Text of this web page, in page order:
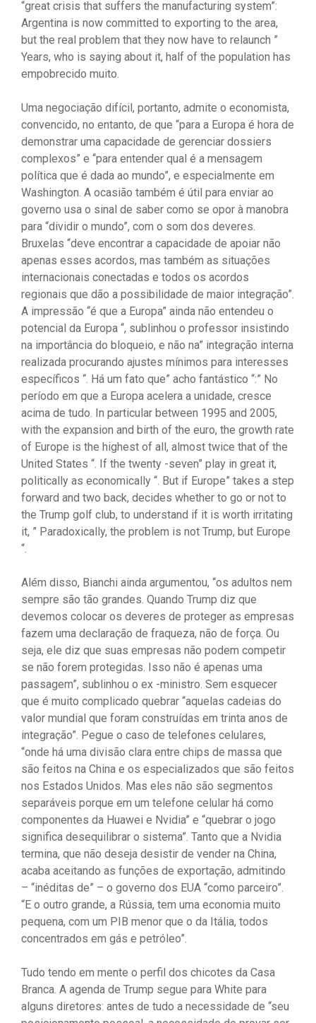
“great crisis that suffers the manufacturing system”:
Argentina is now committed to exporting to the area,
but the real problem that they now have to relaunch ”
Years, who is saying about it, half of the population has
empobrecido muito.
Uma negociação difícil, portanto, admite o economista,
convencido, no entanto, de que “para a Europa é hora de
demonstrar uma capacidade de gerenciar dossiers
complexos” e “para entender qual é a mensagem
política que é dada ao mundo”, e especialmente em
Washington. A ocasião também é útil para enviar ao
governo usa o sinal de saber como se opor à manobra
para “dividir o mundo”, com o som dos deveres.
Bruxelas “deve encontrar a capacidade de apoiar não
apenas esses acordos, mas também as situações
internacionais conectadas e todos os acordos
regionais que dão a possibilidade de maior integração”.
A impressão “é que a Europa” ainda não entendeu o
potencial da Europa “, sublinhou o professor insistindo
na importância do bloqueio, e não na” integração interna
realizada procurando ajustes mínimos para interesses
específicos “. Há um fato que” acho fantástico “:” No
período em que a Europa acelera a unidade, cresce
acima de tudo. In particular between 1995 and 2005,
with the expansion and birth of the euro, the growth rate
of Europe is the highest of all, almost twice that of the
United States “. If the twenty -seven” play in great it,
politically as economically “. But if Europe” takes a step
forward and two back, decides whether to go or not to
the Trump golf club, to understand if it is worth irritating
it, ” Paradoxically, the problem is not Trump, but Europe
“.
Além disso, Bianchi ainda argumentou, “os adultos nem
sempre são tão grandes. Quando Trump diz que
devemos colocar os deveres de proteger as empresas
fazem uma declaração de fraqueza, não de força. Ou
seja, ele diz que suas empresas não podem competir
se não forem protegidas. Isso não é apenas uma
passagem”, sublinhou o ex -ministro. Sem esquecer
que é muito complicado quebrar “aquelas cadeias do
valor mundial que foram construídas em trinta anos de
integração”. Pegue o caso de telefones celulares,
“onde há uma divisão clara entre chips de massa que
são feitos na China e os especializados que são feitos
nos Estados Unidos. Mas eles não são segmentos
separáveis porque em um telefone celular há como
componentes da Huawei e Nvidia” e “quebrar o jogo
significa desequilibrar o sistema”. Tanto que a Nvidia
termina, que não deseja desistir de vender na China,
acaba aceitando as funções de exportação, admitindo
– “inéditas de” – o governo dos EUA “como parceiro”.
“E o outro grande, a Rússia, tem uma economia muito
pequena, com um PIB menor que o da Itália, todos
concentrados em gás e petróleo”.
Tudo tendo em mente o perfil dos chicotes da Casa
Branca. A agenda de Trump segue para White para
alguns diretores: antes de tudo a necessidade de “seu